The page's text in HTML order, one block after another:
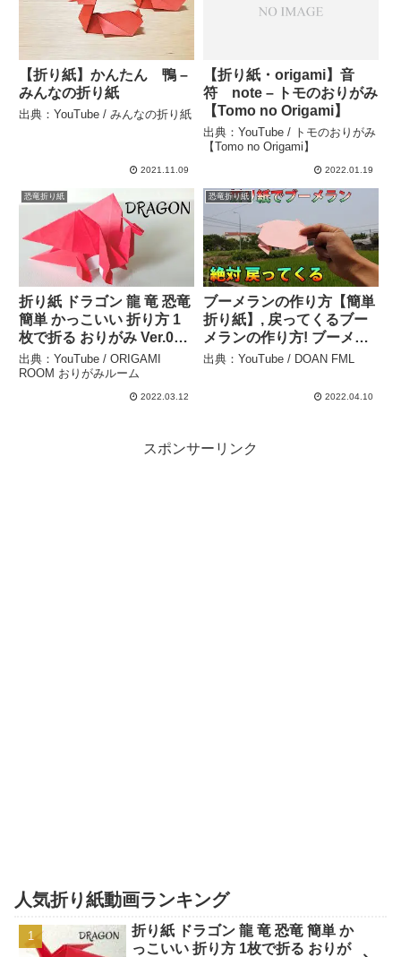
【折り紙】かんたん 鴨 –
みんなの折り紙
出典：YouTube / みんなの折り紙
2021.11.09
【折り紙・origami】音
符 note – トモのおりがみ
【Tomo no Origami】
出典：YouTube / トモのおりがみ
【Tomo no Origami】
2022.01.19
恐竜折り紙
折り紙 ドラゴン 龍 竜 恐竜
簡単 かっこいい 折り方 1
枚で折る おりがみ Ver.05 –
ORIGAMI ROOM おりがみ
ルーム
出典：YouTube / ORIGAMI
ROOM おりがみルーム
2022.03.12
恐竜折り紙
ブーメランの作り方【簡単
折り紙】, 戻ってくるブー
メランの作り方! ブーメラ
ン折り紙 – DOAN FML
出典：YouTube / DOAN FML
2022.04.10
スポンサーリンク
人気折り紙動画ランキング
折り紙 ドラゴン 龍 竜 恐竜 簡単 か
っこいい 折り方 1枚で折る おりが